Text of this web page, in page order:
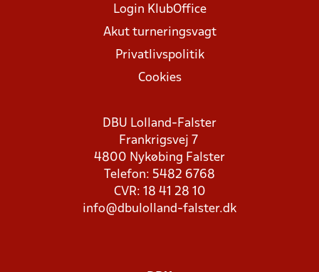
Login KlubOffice
Akut turneringsvagt
Privatlivspolitik
Cookies
DBU Lolland-Falster
Frankrigsvej 7
4800 Nykøbing Falster
Telefon: 5482 6768
CVR: 18 41 28 10
info@dbulolland-falster.dk